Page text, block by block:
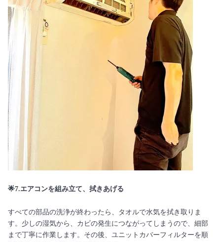
🌟7.エアコンを組み立て、拭きあげる
すべての部品の洗浄が終わったら、タオルで水気を拭き取りま
す。少しの湿気から、カビの発生につながってしまうので、細部
まで丁寧に作業します。その後、ユニットカバーフィルターを順